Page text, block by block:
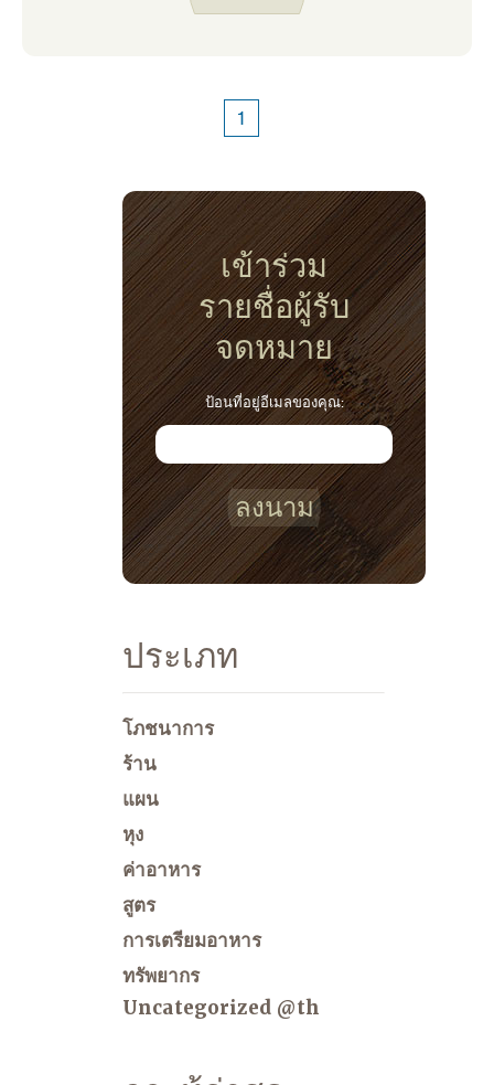
1
เข้าร่วม
รายชื่อผู้รับ
จดหมาย
ป้อนที่อยู่อีเมลของคุณ:
ลงนาม
ประเภท
โภชนาการ
ร้าน
แผน
หุง
ค่าอาหาร
สูตร
การเตรียมอาหาร
ทรัพยากร
Uncategorized @th